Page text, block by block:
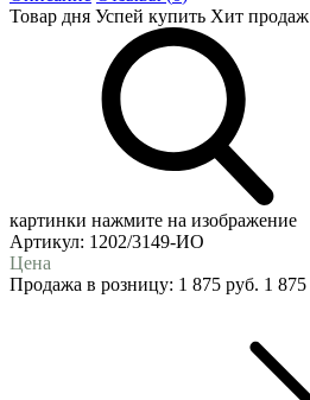
Товар дня Успей купить Хит продаж
картинки нажмите на изображение
Артикул: 1202/3149-ИО
Цена
Продажа в розницу: 1 875 руб. 1 875